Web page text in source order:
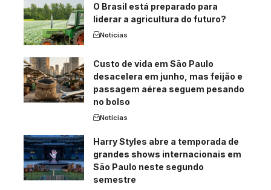
O Brasil está preparado para
liderar a agricultura do futuro?
Notícias
Custo de vida em São Paulo
desacelera em junho, mas feijão e
passagem aérea seguem pesando
no bolso
Notícias
Harry Styles abre a temporada de
grandes shows internacionais em
São Paulo neste segundo
semestre